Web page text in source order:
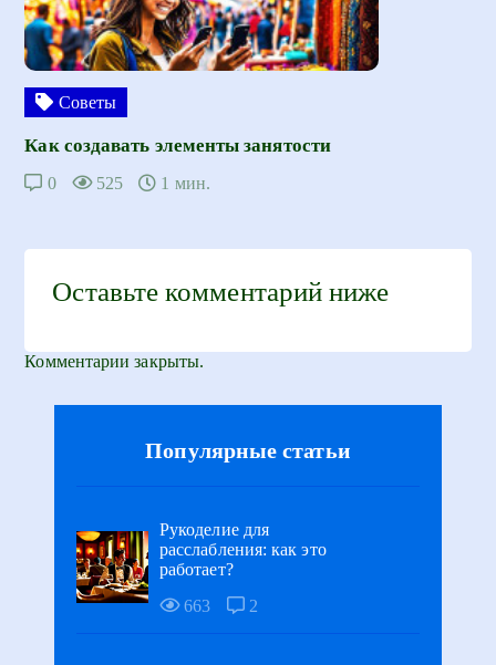
Советы
Как создавать элементы занятости
0 525 1 мин.
Оставьте комментарий ниже
Комментарии закрыты.
Популярные статьи
Рукоделие для
расслабления: как это
работает?
663
2